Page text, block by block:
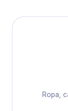
Ropa,